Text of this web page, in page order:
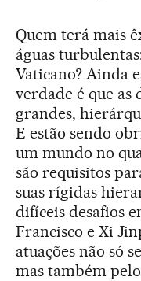
Quem terá mais
águas
Vaticano? Ainda
verdade é que as
grandes,
E estão sendo
um mundo no
são requisitos
suas rígidas
difíceis desafios
Francisco e Xi
atuações não só
mas também